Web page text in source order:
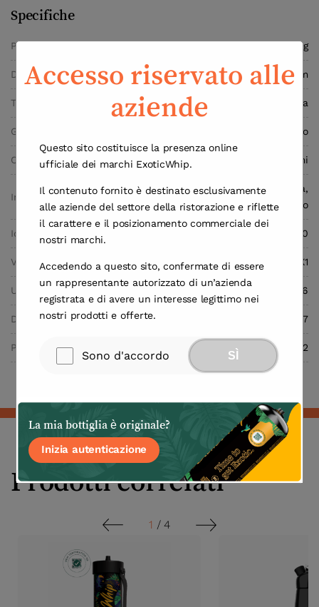
Specifiche
Peso 1,97 kg
Dimensioni 8,0 × 8,0 × 25,2 cm
Tipo Caricatori di Panna
Gas Protossido di Azoto
Capacità 670 grammi
Involucro
Bombola usa e getta,
metallo ferroso
Identificazione della Sostanza UN.Nr 1070
Valvola M11X1
Unità per Scatola 6
Dimensioni della Scatola (cm) 25.5×17.5×27
Peso della Scatola (kg) 12.2
Prodotti correlati
1 / 4
Accesso riservato alle
aziende
Questo sito costituisce la presenza online
ufficiale dei marchi ExoticWhip.
Il contenuto fornito è destinato esclusivamente
alle aziende del settore della ristorazione e riflette
il carattere e il posizionamento commerciale dei
nostri marchi.
Accedendo a questo sito, confermate di essere
un rappresentante autorizzato di un’azienda
registrata e di avere un interesse legittimo nei
nostri prodotti e offerte.
Sono d'accordo SÌ
La mia bottiglia è originale?
Inizia autenticazione